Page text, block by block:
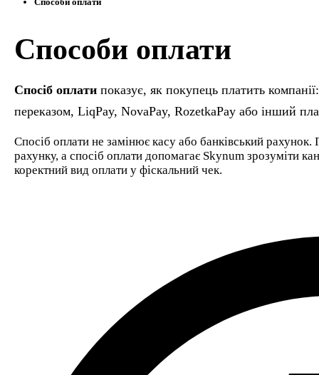
Способи оплати
Спосіб оплати показує, як покупець платить
переказом, LiqPay, NovaPay, RozetkaPay або інший
Спосіб оплати не замінює касу або банківський
рахунку, а спосіб оплати допомагає Skynum зрозуміти
коректний вид оплати у фіскальний чек.